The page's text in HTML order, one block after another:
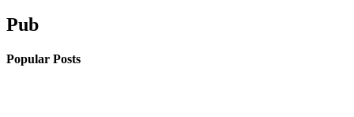
Pub
Popular Posts